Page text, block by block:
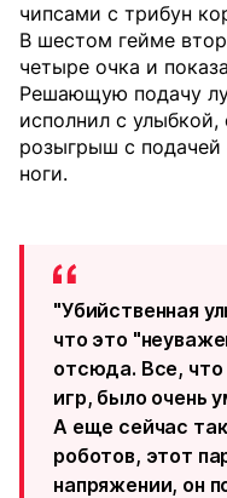
чипсами с трибун
В шестом гейме
четыре очка и
Решающую подачу
исполнил с
розыгрыш с
ноги.
"Убийственная
что это
отсюда. Все, что
игр, было очень
А еще сейчас
роботов, этот
напряжении, он